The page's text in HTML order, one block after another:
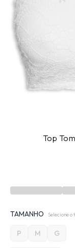
Top
TAMANHO Selecione o
P M G